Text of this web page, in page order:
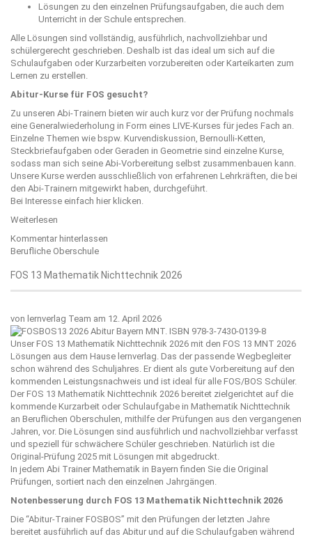
Lösungen zu den einzelnen Prüfungsaufgaben, die auch dem
Unterricht in der Schule entsprechen.
Alle Lösungen sind vollständig, ausführlich, nachvollziehbar und
schülergerecht geschrieben. Deshalb ist das ideal um sich auf die
Schulaufgaben oder Kurzarbeiten vorzubereiten oder Karteikarten zum
Lernen zu erstellen.
Abitur-Kurse für FOS gesucht?
Zu unseren Abi-Trainern bieten wir auch kurz vor der Prüfung nochmals
eine Generalwiederholung in Form eines LIVE-Kurses für jedes Fach an.
Einzelne Themen wie bspw. Kurvendiskussion, Bernoulli-Ketten,
Steckbriefaufgaben oder Geraden in Geometrie sind einzelne Kurse,
sodass man sich seine Abi-Vorbereitung selbst zusammenbauen kann.
Unsere Kurse werden ausschließlich von erfahrenen Lehrkräften, die bei
den Abi-Trainern mitgewirkt haben, durchgeführt.
Bei Interesse einfach hier klicken.
Weiterlesen
Kommentar hinterlassen
Berufliche Oberschule
FOS 13 Mathematik Nichttechnik 2026
von lernverlag Team am 12. April 2026
Unser FOS 13 Mathematik Nichttechnik 2026 mit den FOS 13 MNT 2026
Lösungen aus dem Hause lernverlag. Das der passende Wegbegleiter
schon während des Schuljahres. Er dient als gute Vorbereitung auf den
kommenden Leistungsnachweis und ist ideal für alle FOS/BOS Schüler.
Der FOS 13 Mathematik Nichttechnik 2026 bereitet zielgerichtet auf die
kommende Kurzarbeit oder Schulaufgabe in Mathematik Nichttechnik
an Beruflichen Oberschulen, mithilfe der Prüfungen aus den vergangenen
Jahren, vor. Die Lösungen sind ausführlich und nachvollziehbar verfasst
und speziell für schwächere Schüler geschrieben. Natürlich ist die
Original-Prüfung 2025 mit Lösungen mit abgedruckt.
In jedem Abi Trainer Mathematik in Bayern finden Sie die Original
Prüfungen, sortiert nach den einzelnen Jahrgängen.
Notenbesserung durch FOS 13 Mathematik Nichttechnik 2026
Die “Abitur-Trainer FOSBOS” mit den Prüfungen der letzten Jahre
bereitet ausführlich auf das Abitur und auf die Schulaufgaben während